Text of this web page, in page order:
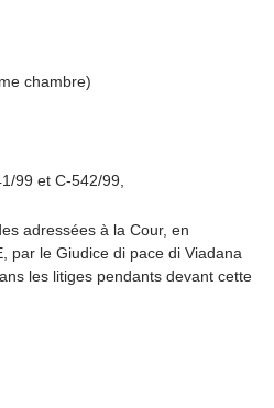
chambre)
99 et C-542/99,
adressées à la Cour, en
par le Giudice di pace di Viadana
les litiges pendants devant cette